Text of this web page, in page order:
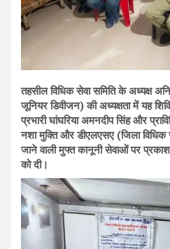
तहसील विधिक सेवा समिति के अध्यक्ष
जूनियर डिवीजन) की अध्यक्षता में यह
प्रभारी घांघरिया अमनदीप सिंह और
नशा मुक्ति और डीएलएसए (जिला विधिक
जाने वाली मुफ्त कानूनी सेवाओं पर प्रकाश
को दी।